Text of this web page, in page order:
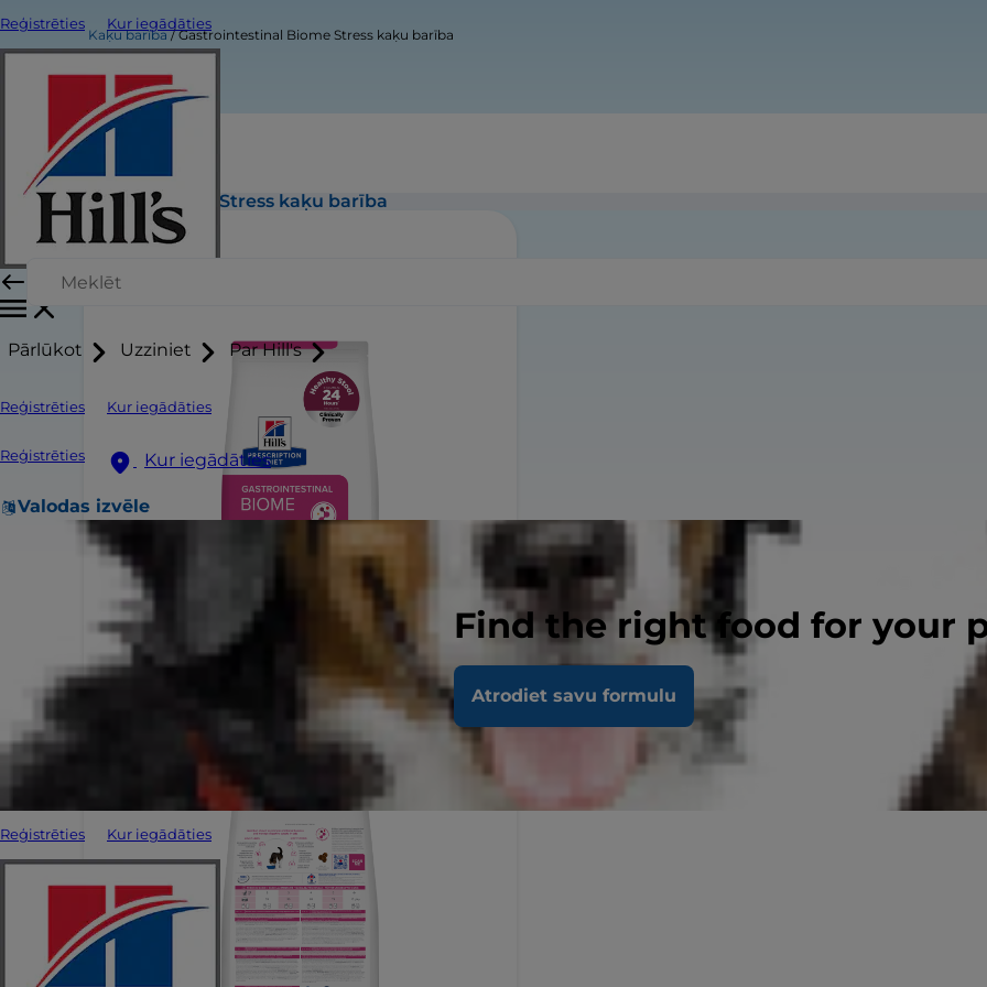
Reģistrēties Kur iegādāties
Pārlūkot Uzziniet Par Hill's
Reģistrēties Kur iegādāties
Reģistrēties Kur iegādāties
Valodas izvēle
Find the right food for your
Atrodiet savu formulu
Reģistrēties Kur iegādāties
Kaķu barība Gastrointestinal Biome Stress kaķu barība
Gastrointestinal Biome Stress kaķu barība